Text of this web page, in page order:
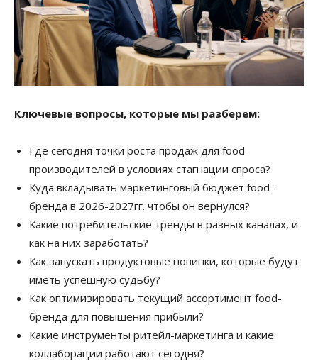
Ключевые вопросы, которые мы разберем:
Где сегодня точки роста продаж для food-
производителей в условиях стагнации спроса?
Куда вкладывать маркетинговый бюджет food-
бренда в 2026-2027гг. чтобы он вернулся?
Какие потребительские тренды в разных каналах, и
как на них заработать?
Как запускать продуктовые новинки, которые будут
иметь успешную судьбу?
Как оптимизировать текущий ассортимент food-
бренда для повышения прибыли?
Какие инструменты ритейл-маркетинга и какие
коллаборации работают сегодня?